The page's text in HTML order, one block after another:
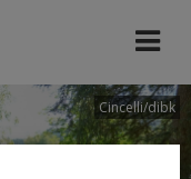
Cincelli/dibk